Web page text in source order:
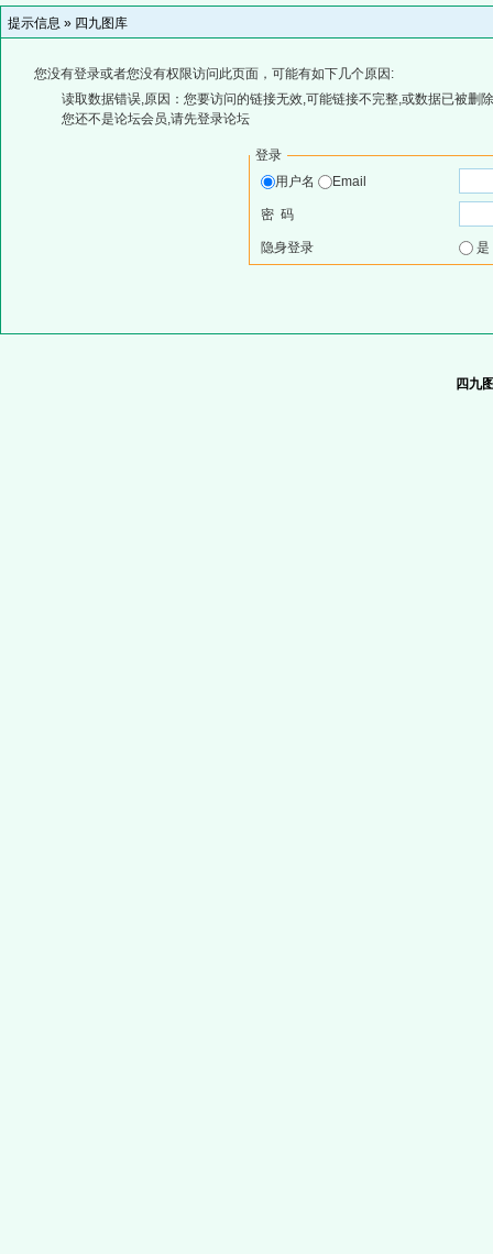
提示信息 » 四九图库
您没有登录或者您没有权限访问此页面，可能有如下几个原因:
读取数据错误,原因：您要访问的链接无效,可能链接不完整,或数据已被删
您还不是论坛会员,请先登录论坛
登录
用户名
Email
密 码
隐身登录
四九